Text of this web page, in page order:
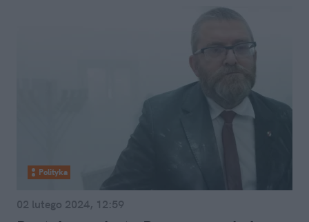
Polityka
02 lutego 2024, 12:59